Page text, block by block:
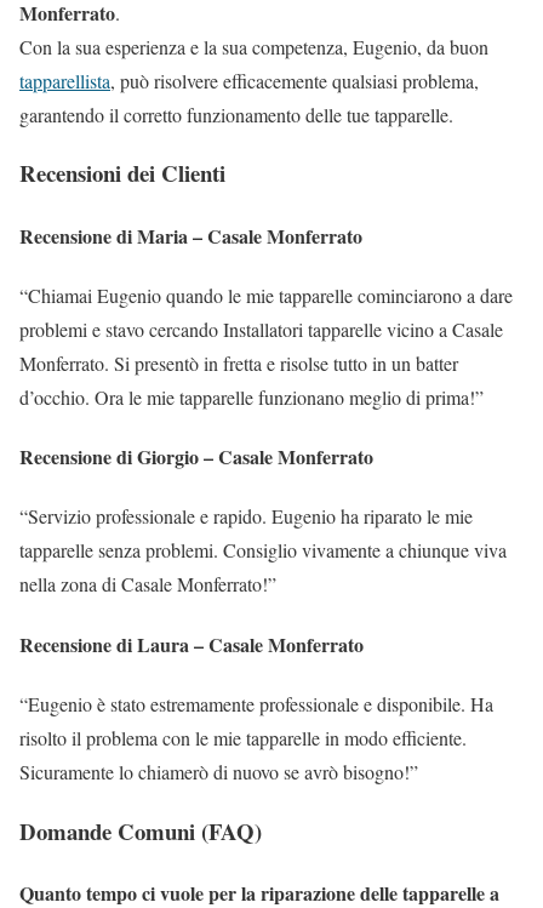
Monferrato.
Con la sua esperienza e la sua competenza, Eugenio, da buon
tapparellista, può risolvere efficacemente qualsiasi problema,
garantendo il corretto funzionamento delle tue tapparelle.
Recensioni dei Clienti
Recensione di Maria – Casale Monferrato
“Chiamai Eugenio quando le mie tapparelle cominciarono a dare
problemi e stavo cercando Installatori tapparelle vicino a Casale
Monferrato. Si presentò in fretta e risolse tutto in un batter
d’occhio. Ora le mie tapparelle funzionano meglio di prima!”
Recensione di Giorgio – Casale Monferrato
“Servizio professionale e rapido. Eugenio ha riparato le mie
tapparelle senza problemi. Consiglio vivamente a chiunque viva
nella zona di Casale Monferrato!”
Recensione di Laura – Casale Monferrato
“Eugenio è stato estremamente professionale e disponibile. Ha
risolto il problema con le mie tapparelle in modo efficiente.
Sicuramente lo chiamerò di nuovo se avrò bisogno!”
Domande Comuni (FAQ)
Quanto tempo ci vuole per la riparazione delle tapparelle a